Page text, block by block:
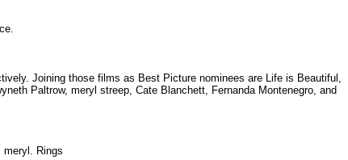
Joining those films as Best Picture nominees are Life is Beautiful,
Paltrow, meryl streep, Cate Blanchett, Fernanda Montenegro, and
meryl. Rings